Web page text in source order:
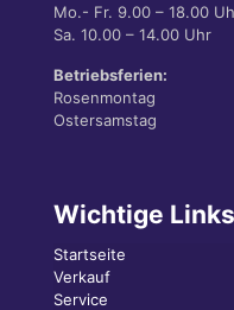
Mo.- Fr. 9.00 – 18.00
Sa. 10.00 – 14.00 Uhr
Betriebsferien:
Rosenmontag
Ostersamstag
Wichtige Links
Startseite
Verkauf
Service